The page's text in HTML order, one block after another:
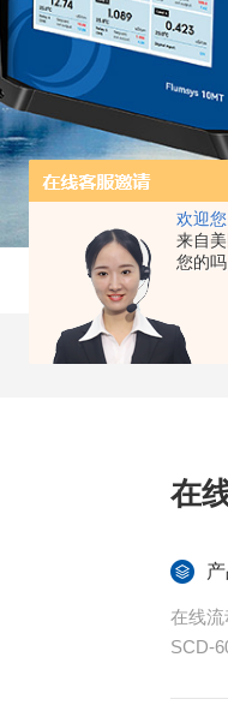
欢迎您
来自
您的吗
在
在线流
SCD-